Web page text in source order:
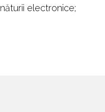
electronice;